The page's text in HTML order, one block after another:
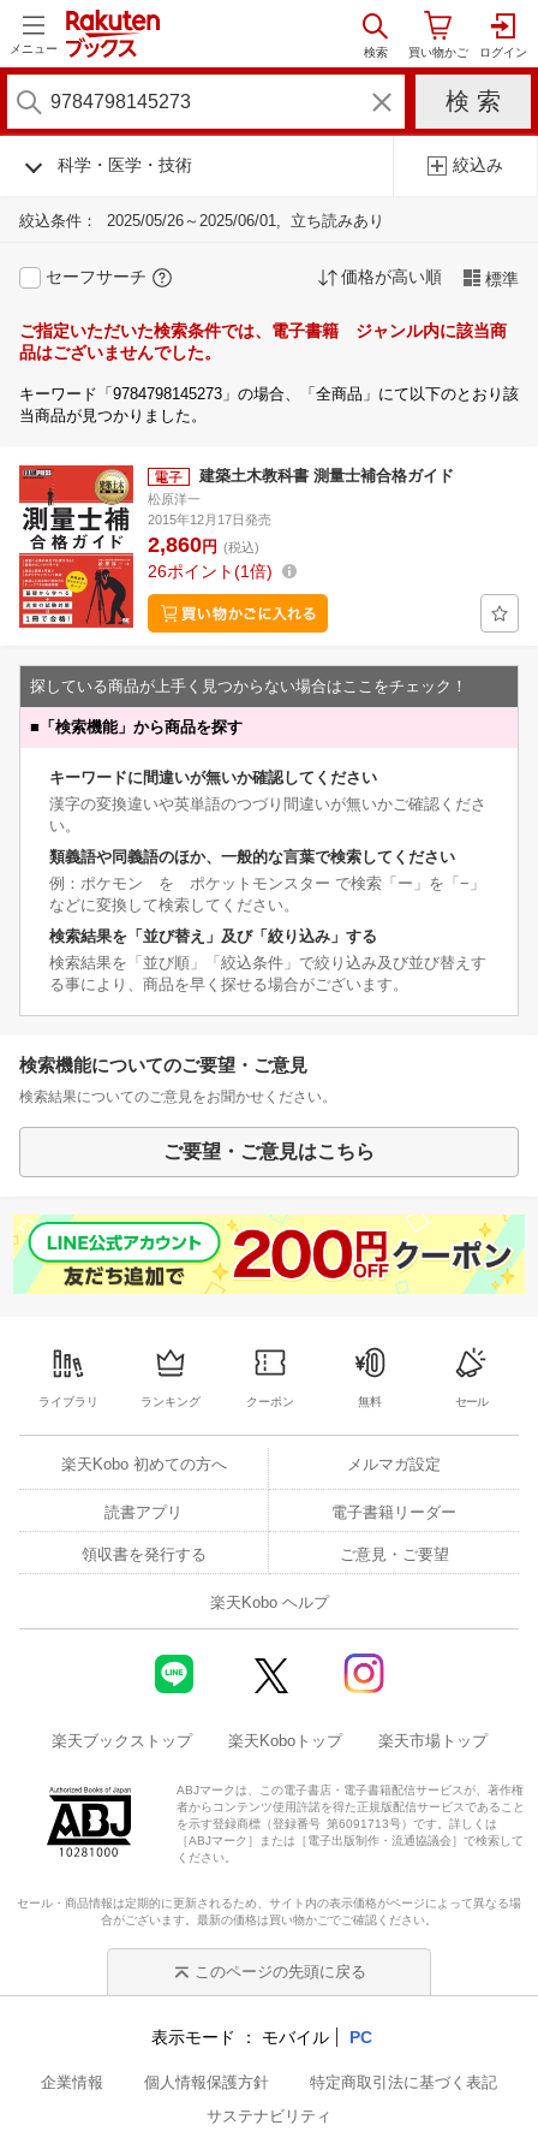
メニュー
科学・医学・技術 絞込み
絞込条件： 2025/05/26～2025/06/01 立ち読みあり
セーフサーチ 価格が高い順 標準
ご指定いただいた検索条件では、電子書籍 ジャンル内に該当商
品はございませんでした。
キーワード「9784798145273」の場合、「全商品」にて以下のとおり該
当商品が見つかりました。
建築土木教科書 測量士補合格ガイド
松原洋一
2015年12月17日発売
2,860円 (税込)
26ポイント 1倍
探している商品が上手く見つからない場合はここをチェック！
■ 「検索機能」から商品を探す
キーワードに間違いが無いか確認してください
漢字の変換違いや英単語のつづり間違いが無いかご確認くださ
い。
類義語や同義語のほか、一般的な言葉で検索してください
例：ポケモン を ポケットモンスター で検索「ー」を「−」
などに変換して検索してください。
検索結果を「並び替え」及び「絞り込み」する
検索結果を「並び順」「絞込条件」で絞り込み及び並び替えす
る事により、商品を早く探せる場合がございます。
検索機能についてのご要望・ご意見
検索結果についてのご意見をお聞かせください。
ご要望・ご意見はこちら
ライブラリ ランキング クーポン 無料 セール
楽天Kobo 初めての方へ メルマガ設定
読書アプリ 電子書籍リーダー
領収書を発行する ご意見・ご要望
楽天Kobo ヘルプ
楽天ブックストップ 楽天Koboトップ 楽天市場トップ
ABJマークは、この電子書店・電子書籍配信サービスが、著作権
者からコンテンツ使用許諾を得た正規版配信サービスであること
を示す登録商標（登録番号 第6091713号）です。詳しくは
［ABJマーク］または［電子出版制作・流通協議会］で検索して
ください。
セール・商品情報は定期的に更新されるため、サイト内の表示価格がページによって異なる場
合がございます。最新の価格は買い物かごでご確認ください。
このページの先頭に戻る
表示モード モバイル PC
企業情報 個人情報保護方針
特定商取引法に基づく表記
サステナビリティ